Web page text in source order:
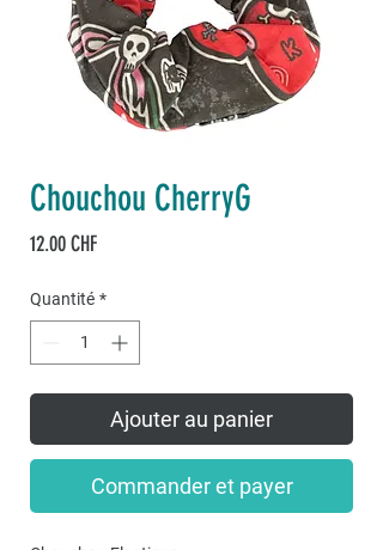
Chouchou CherryG
12.00 CHFPrix
Quantité *
Ajouter au panier
Commander et payer